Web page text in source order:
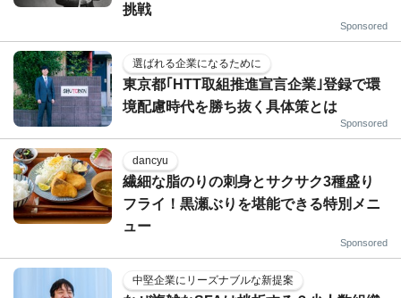
挑戦
Sponsored
選ばれる企業になるために
東京都｢HTT取組推進宣言企業｣登録で環
境配慮時代を勝ち抜く具体策とは
Sponsored
dancyu
繊細な脂のりの刺身とサクサク3種盛り
フライ！黒瀬ぶりを堪能できる特別メニ
ュー
Sponsored
中堅企業にリーズナブルな新提案